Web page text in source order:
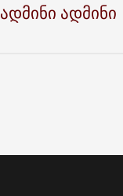
ადმინი ადმინი